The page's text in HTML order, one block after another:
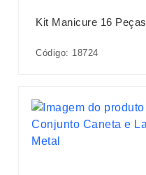
Kit Manicure 16 Peças
Código: 18724